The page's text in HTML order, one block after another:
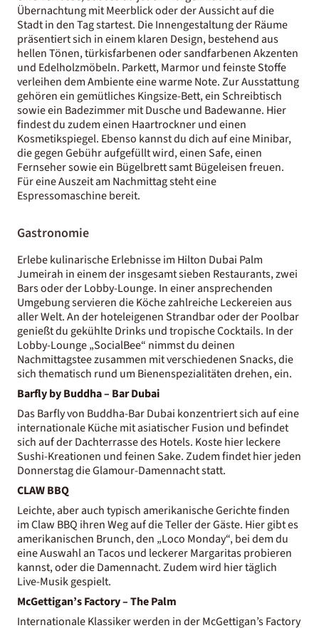
Übernachtung mit Meerblick oder der Aussicht auf die
Stadt in den Tag startest. Die Innengestaltung der Räume
präsentiert sich in einem klaren Design, bestehend aus
hellen Tönen, türkisfarbenen oder sandfarbenen Akzenten
und Edelholzmöbeln. Parkett, Marmor und feinste Stoffe
verleihen dem Ambiente eine warme Note. Zur Ausstattung
gehören ein gemütliches Kingsize-Bett, ein Schreibtisch
sowie ein Badezimmer mit Dusche und Badewanne. Hier
findest du zudem einen Haartrockner und einen
Kosmetikspiegel. Ebenso kannst du dich auf eine Minibar,
die gegen Gebühr aufgefüllt wird, einen Safe, einen
Fernseher sowie ein Bügelbrett samt Bügeleisen freuen.
Für eine Auszeit am Nachmittag steht eine
Espressomaschine bereit.
Gastronomie
Erlebe kulinarische Erlebnisse im Hilton Dubai Palm
Jumeirah in einem der insgesamt sieben Restaurants, zwei
Bars oder der Lobby-Lounge. In einer ansprechenden
Umgebung servieren die Köche zahlreiche Leckereien aus
aller Welt. An der hoteleigenen Strandbar oder der Poolbar
genießt du gekühlte Drinks und tropische Cocktails. In der
Lobby-Lounge „SocialBee“ nimmst du deinen
Nachmittagstee zusammen mit verschiedenen Snacks, die
sich thematisch rund um Bienenspezialitäten drehen, ein.
Barfly by Buddha – Bar Dubai
Das Barfly von Buddha-Bar Dubai konzentriert sich auf eine
internationale Küche mit asiatischer Fusion und befindet
sich auf der Dachterrasse des Hotels. Koste hier leckere
Sushi-Kreationen und feinen Sake. Zudem findet hier jeden
Donnerstag die Glamour-Damennacht statt.
CLAW BBQ
Leichte, aber auch typisch amerikanische Gerichte finden
im Claw BBQ ihren Weg auf die Teller der Gäste. Hier gibt es
amerikanischen Brunch, den „Loco Monday“, bei dem du
eine Auswahl an Tacos und leckerer Margaritas probieren
kannst, oder die Damennacht. Zudem wird hier täglich
Live-Musik gespielt.
McGettigan’s Factory – The Palm
Internationale Klassiker werden in der McGettigan’s Factory